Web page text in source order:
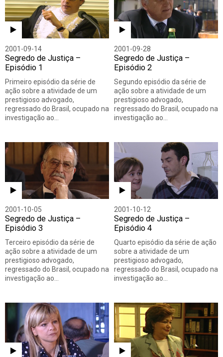
2001-09-14
Segredo de Justiça –
Episódio 1
Primeiro episódio da série de
ação sobre a atividade de um
prestigioso advogado,
regressado do Brasil, ocupado na
investigação ao…
2001-09-28
Segredo de Justiça –
Episódio 2
Segundo episódio da série de
ação sobre a atividade de um
prestigioso advogado,
regressado do Brasil, ocupado na
investigação ao…
2001-10-05
Segredo de Justiça –
Episódio 3
Terceiro episódio da série de
ação sobre a atividade de um
prestigioso advogado,
regressado do Brasil, ocupado na
investigação ao…
2001-10-12
Segredo de Justiça –
Episódio 4
Quarto episódio da série de ação
sobre a atividade de um
prestigioso advogado,
regressado do Brasil, ocupado na
investigação ao…